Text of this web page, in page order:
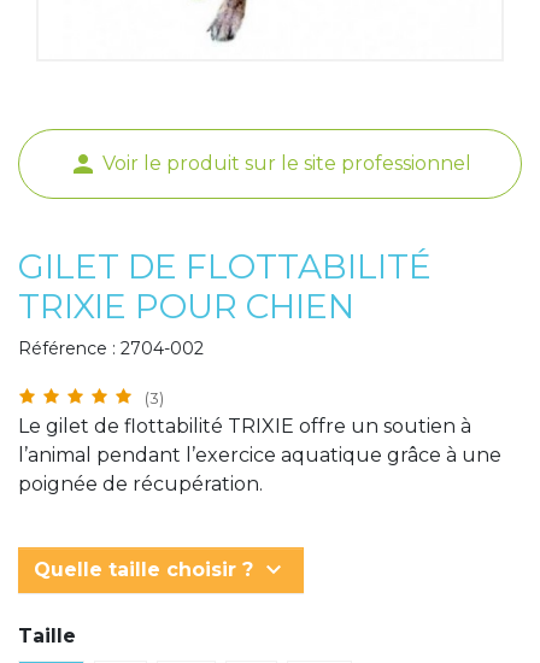
person Voir le produit sur le site professionnel
GILET DE FLOTTABILITÉ
TRIXIE POUR CHIEN
Référence : 2704-002
(3)
Le gilet de flottabilité TRIXIE offre un soutien à
l’animal pendant l’exercice aquatique grâce à une
poignée de récupération.
Quelle taille choisir ? keyboard_arrow_down
Taille